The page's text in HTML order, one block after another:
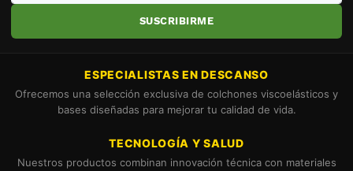
email
SUSCRIBIRME
ESPECIALISTAS EN DESCANSO
Ofrecemos una selección exclusiva de colchones viscoelásticos y
bases diseñadas para mejorar tu calidad de vida.
TECNOLOGÍA Y SALUD
Nuestros productos combinan innovación técnica con materiales